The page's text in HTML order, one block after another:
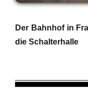
Der Bahnhof in
die Schalterhalle